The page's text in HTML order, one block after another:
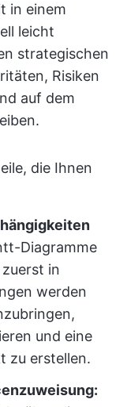
in einem
leicht
strategischen
Risiken
auf dem
die Ihnen
Diagramme
in
werden
und eine
zu erstellen.